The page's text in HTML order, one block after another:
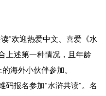
”欢迎热爱中文、喜爱《水
上述第一种情况，且年龄
海外小伙伴参加。
码报名参加“水浒共读”。名